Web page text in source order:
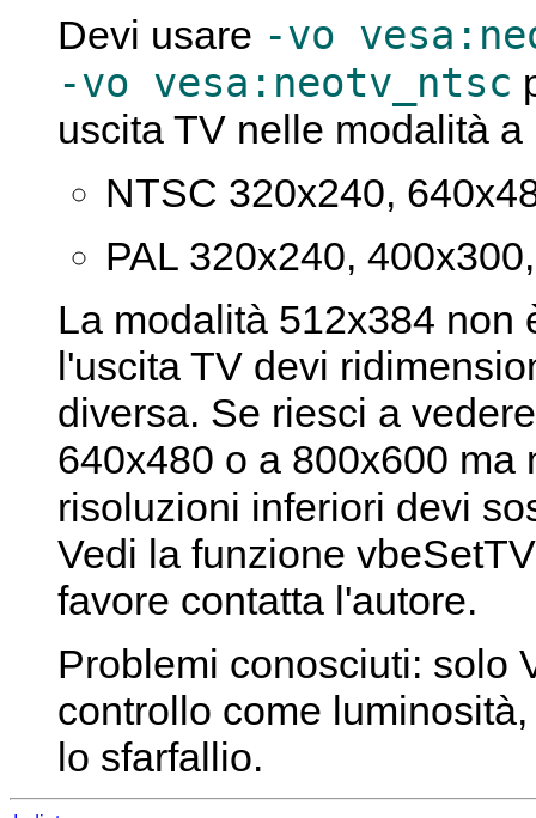
Devi usare -vo
-vo vesa:neotv_ntsc
uscita TV nelle modalità
NTSC 320x240,
PAL 320x240,
La modalità 512x384 non
l'uscita TV devi
diversa. Se riesci a
640x480 o a 800x600 ma
risoluzioni inferiori devi
Vedi la funzione
favore contatta l'autore.
Problemi conosciuti: solo
controllo come
lo sfarfallio.